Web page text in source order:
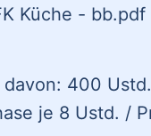
Küche - bb.pdf
400
je 8 Ustd. /